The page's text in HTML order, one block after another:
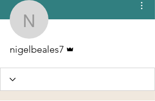
nigelbeales7
nigelbeales7